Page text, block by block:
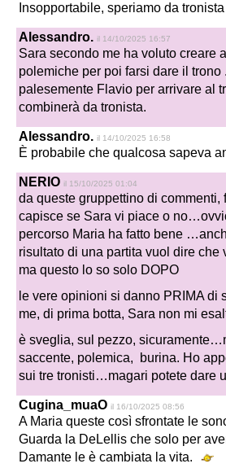
Insopportabile, speriamo da
Alessandro. il 14/10/2025 16:57
Sara secondo me ha voluto creare
polemiche per poi farsi dare il trono
palesemente Flavio per arrivare al
combinerà da tronista.
Alessandro. il 14/10/2025 16:58
È probabile che qualcosa sapeva
NERIO il 15/10/2025 01:04
da queste gruppettino di commenti,
capisce se Sara vi piace o
percorso Maria ha fatto bene
risultato di una partita vuol dire
ma questo lo so solo DOPO
le vere opinioni si danno PRIMA
me, di prima botta, Sara non mi
è sveglia, sul pezzo,
saccente, polemica, burina. Ho
sui tre tronisti…magari potete dare
Cugina_muaO il 16/10/2025 08:56
A Maria queste così sfrontate le
Guarda la DeLellis che solo per
Damante le è cambiata la vita.